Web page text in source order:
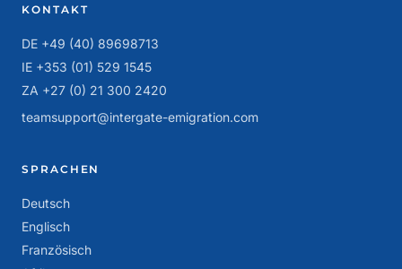
KONTAKT
DE +49 (40) 89698713
IE +353 (01) 529 1545
ZA +27 (0) 21 300 2420
teamsupport@intergate-emigration.com
SPRACHEN
Deutsch
Englisch
Französisch